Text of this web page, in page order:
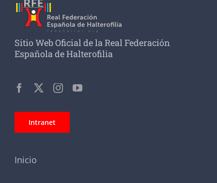
Sitio Web Oficial de la Real Federación
Española de Halterofilia
Intranet
Inicio